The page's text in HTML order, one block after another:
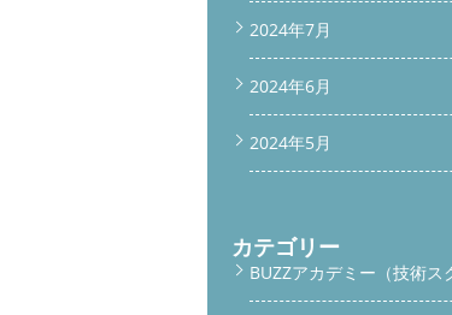
2024年7月
2024年6月
2024年5月
カテゴリー
BUZZアカデミー（技術ス